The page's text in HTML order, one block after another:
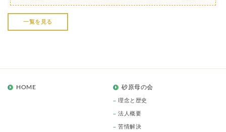
一覧を見る
HOME 砂原母の会
理念と歴史
法人概要
苦情解決